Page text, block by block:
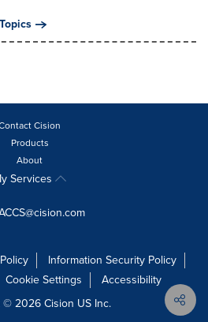
Cision
Products
About
Services
Information Security Policy
Cookie Settings
Accessibility
2026 Cision US Inc.